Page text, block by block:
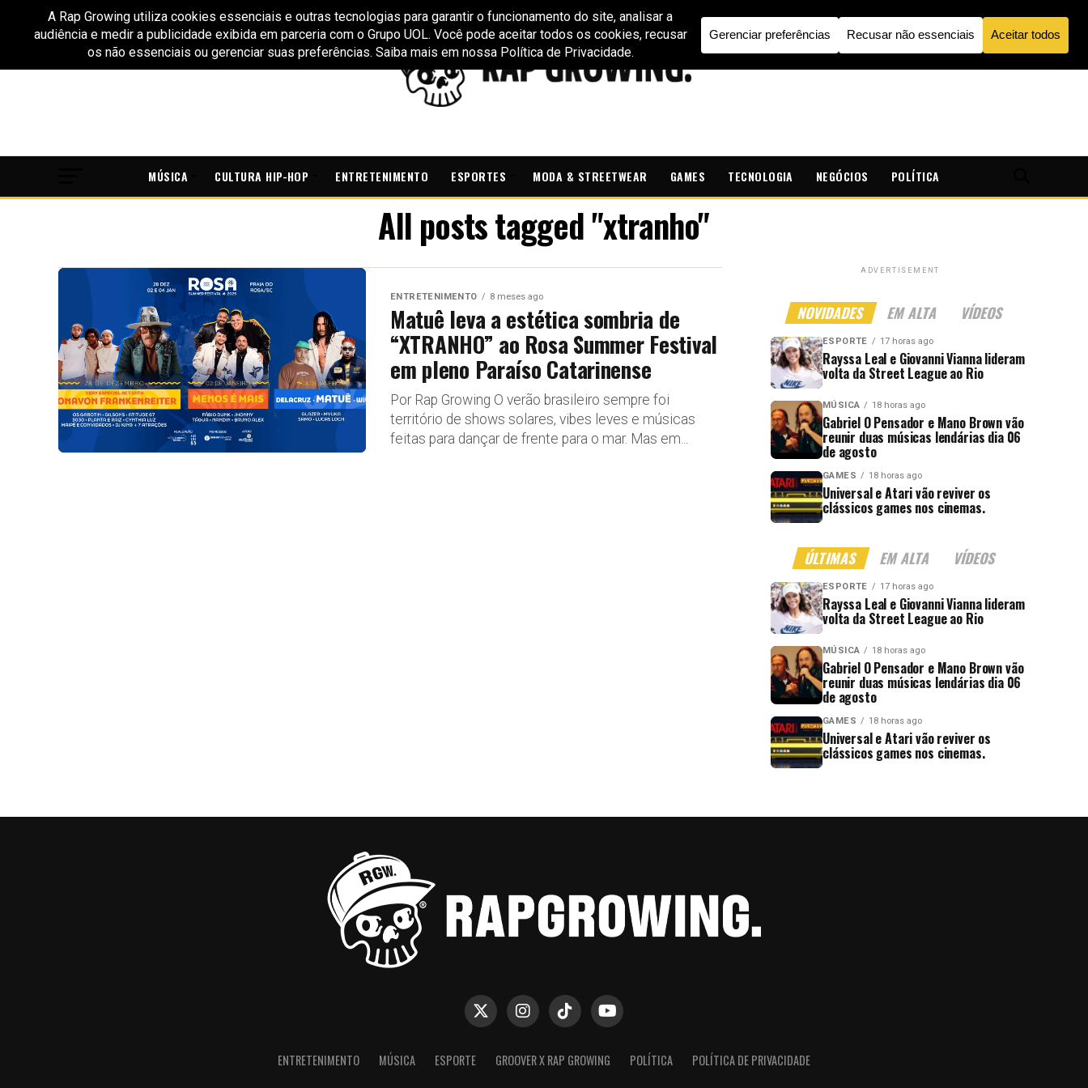
MÚSICA CULTURA HIP-HOP ENTRETENIMENTO ESPORTES MODA & STREETWEAR GAMES TECNOLOGIA NEGÓCIOS POLÍTICA
All posts tagged "xtranho"
ENTRETENIMENTO 8 meses ago
Matuê leva a estética sombria de
“XTRANHO” ao Rosa Summer Festival
em pleno Paraíso Catarinense
Por Rap Growing O verão brasileiro sempre foi
território de shows solares, vibes leves e músicas
feitas para dançar de frente para o mar. Mas em...
ADVERTISEMENT
NOVIDADES EM ALTA VÍDEOS
ESPORTE 17 horas ago
Rayssa Leal e Giovanni Vianna lideram
volta da Street League ao Rio
MÚSICA 18 horas ago
Gabriel O Pensador e Mano Brown vão
reunir duas músicas lendárias dia 06
de agosto
GAMES 18 horas ago
Universal e Atari vão reviver os
clássicos games nos cinemas.
ÚLTIMAS EM ALTA VÍDEOS
ESPORTE 17 horas ago
Rayssa Leal e Giovanni Vianna lideram
volta da Street League ao Rio
MÚSICA 18 horas ago
Gabriel O Pensador e Mano Brown vão
reunir duas músicas lendárias dia 06
de agosto
GAMES 18 horas ago
Universal e Atari vão reviver os
clássicos games nos cinemas.
ENTRETENIMENTO MÚSICA ESPORTE GROOVER X RAP GROWING POLÍTICA POLÍTICA DE PRIVACIDADE